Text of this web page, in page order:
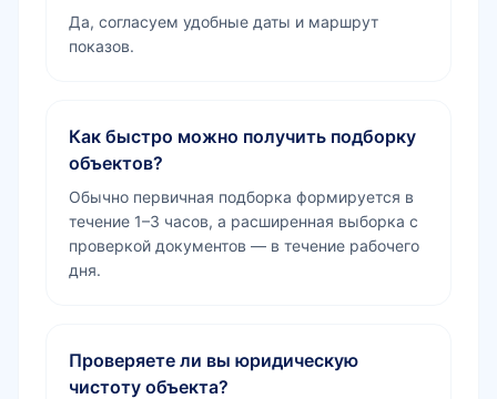
Да, согласуем удобные даты и маршрут
показов.
Как быстро можно получить подборку
объектов?
Обычно первичная подборка формируется в
течение 1–3 часов, а расширенная выборка с
проверкой документов — в течение рабочего
дня.
Проверяете ли вы юридическую
чистоту объекта?